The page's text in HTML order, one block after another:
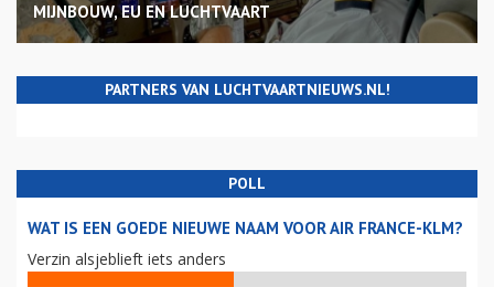
MIJNBOUW, EU EN LUCHTVAART
PARTNERS VAN LUCHTVAARTNIEUWS.NL!
POLL
WAT IS EEN GOEDE NIEUWE NAAM VOOR AIR FRANCE-KLM?
Verzin alsjeblieft iets anders